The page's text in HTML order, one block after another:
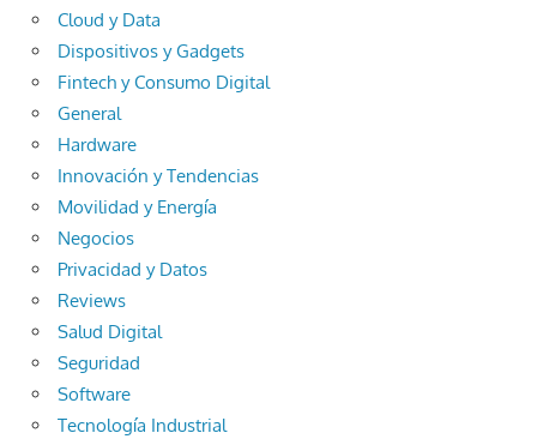
Cloud y Data
Dispositivos y Gadgets
Fintech y Consumo Digital
General
Hardware
Innovación y Tendencias
Movilidad y Energía
Negocios
Privacidad y Datos
Reviews
Salud Digital
Seguridad
Software
Tecnología Industrial